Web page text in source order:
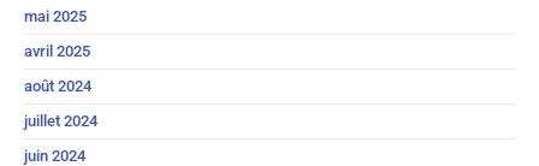
mai 2025
avril 2025
août 2024
juillet 2024
juin 2024